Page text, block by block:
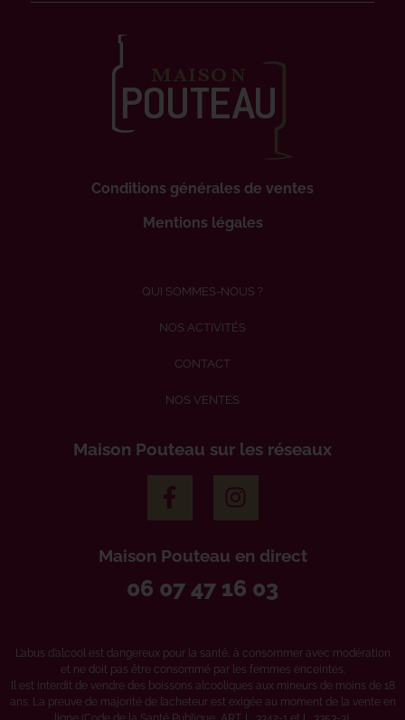
Conditions générales de ventes
Mentions légales
QUI SOMMES-NOUS ?
NOS ACTIVITÉS
CONTACT
NOS VENTES
Maison Pouteau sur les réseaux
Maison Pouteau en direct
06 07 47 16 03
L’abus d’alcool est dangereux pour la santé, à consommer avec modération
et ne doit pas être consommé par les femmes enceintes.
Il est interdit de vendre des boissons alcooliques aux mineurs de moins de 18
ans. La preuve de majorité de l’acheteur est exigée au moment de la vente en